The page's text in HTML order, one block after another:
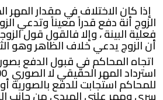
إذا كان الاختلاف في مقدار
الزوج أنة دفع قدراً معيناً وتدعي
فعلية البينة ، وإلا فالقول قول
أن الزوج يدعي خلاف الظاهر وهو
اتجاه المحاكم في قبول الدفع
للمحاكم استجابت للدفع بالصورية